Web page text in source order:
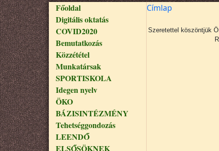
Fő navigáció
Főoldal
Digitális oktatás
COVID2020
Bemutatkozás
Közzététel
Munkatársak
SPORTISKOLA
Idegen nyelv
ÖKO
BÁZISINTÉZMÉNY
Tehetséggondozás
LEENDŐ
ELSŐSÖKNEK
Címlap
Szeretettel köszöntjük